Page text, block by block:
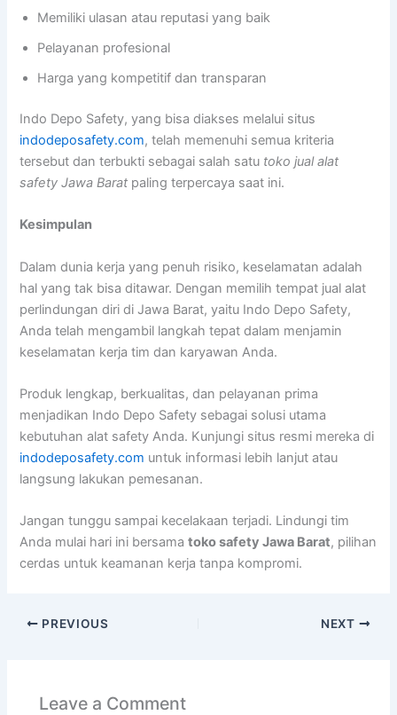
Memiliki ulasan atau reputasi yang baik
Pelayanan profesional
Harga yang kompetitif dan transparan
Indo Depo Safety, yang bisa diakses melalui situs
indodeposafety.com, telah memenuhi semua kriteria
tersebut dan terbukti sebagai salah satu toko jual alat
safety Jawa Barat paling terpercaya saat ini.
Kesimpulan
Dalam dunia kerja yang penuh risiko, keselamatan adalah
hal yang tak bisa ditawar. Dengan memilih tempat jual alat
perlindungan diri di Jawa Barat, yaitu Indo Depo Safety,
Anda telah mengambil langkah tepat dalam menjamin
keselamatan kerja tim dan karyawan Anda.
Produk lengkap, berkualitas, dan pelayanan prima
menjadikan Indo Depo Safety sebagai solusi utama
kebutuhan alat safety Anda. Kunjungi situs resmi mereka di
indodeposafety.com untuk informasi lebih lanjut atau
langsung lakukan pemesanan.
Jangan tunggu sampai kecelakaan terjadi. Lindungi tim
Anda mulai hari ini bersamatoko safety Jawa Barat, pilihan
cerdas untuk keamanan kerja tanpa kompromi.
PREVIOUS NEXT
Leave a Comment